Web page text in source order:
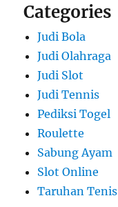
Categories
Judi Bola
Judi Olahraga
Judi Slot
Judi Tennis
Pediksi Togel
Roulette
Sabung Ayam
Slot Online
Taruhan Tenis